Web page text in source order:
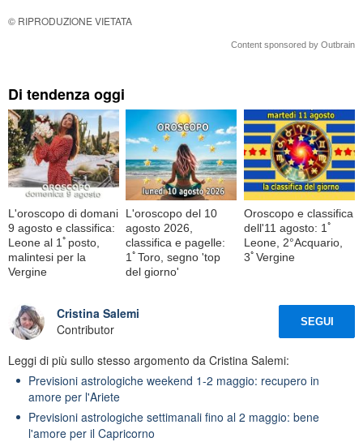
© RIPRODUZIONE VIETATA
Content sponsored by Outbrain
Di tendenza oggi
L'oroscopo di domani
9 agosto e classifica:
Leone al 1ﾟposto,
malintesi per la
Vergine
L'oroscopo del 10
agosto 2026,
classifica e pagelle:
1ﾟToro, segno 'top
del giorno'
Oroscopo e classifica
dell'11 agosto: 1ﾟ
Leone, 2°Acquario,
3ﾟVergine
Cristina Salemi
Contributor
SEGUI
Leggi di più sullo stesso argomento da Cristina Salemi:
Previsioni astrologiche weekend 1-2 maggio: recupero in
amore per l'Ariete
Previsioni astrologiche settimanali fino al 2 maggio: bene
l'amore per il Capricorno